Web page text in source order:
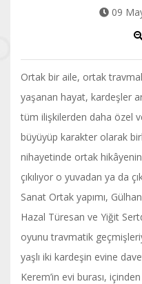
09
Ortak bir aile, ortak
yaşanan hayat, kardeşler
tüm ilişkilerden daha özel
büyüyüp karakter olarak
nihayetinde ortak
çıkılıyor o yuvadan ya da
Sanat Ortak yapımı,
Hazal Türesan ve Yiğit
oyunu travmatik
yaşlı iki kardeşin evine
Kerem’in evi burası,